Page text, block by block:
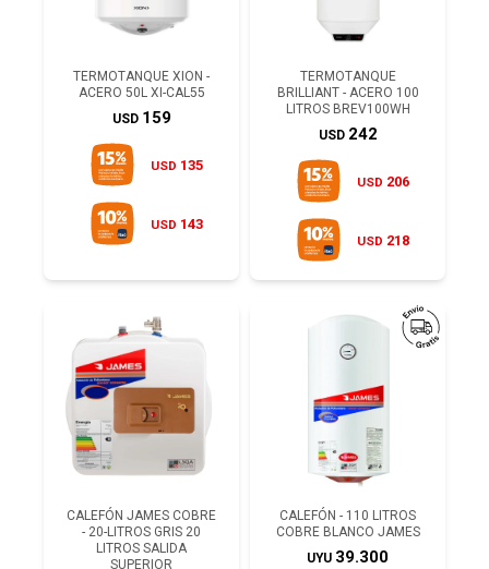
TERMOTANQUE XION -
ACERO 50L XI-CAL55
USD 159
USD 135
USD 143
TERMOTANQUE
BRILLIANT - ACERO 100
LITROS BREV100WH
USD 242
USD 206
USD 218
CALEFÓN JAMES COBRE
- 20-LITROS GRIS 20
LITROS SALIDA
SUPERIOR
CALEFÓN - 110 LITROS
COBRE BLANCO JAMES
UYU 39.300